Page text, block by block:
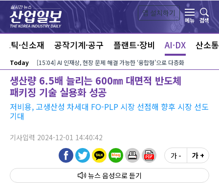
본문 바로가기
앱 설치하기
메뉴
검색
틱·신소재 공작기계·공구 플랜트·장비 AI·DX 산소통
Today [15:04] AI 인재상, 현장 문제 해결 가능한 ‘융합형’으로 다층화
생산량 6.5배 늘리는 600㎜ 대면적 반도체
패키징 기술 실용화 성공
저비용, 고생산성 차세대 FO-PLP 시장 선점해 향후 시장 선도
기대
기사입력 2024-12-01 14:40:42
뉴스 음성
가 - 가 +